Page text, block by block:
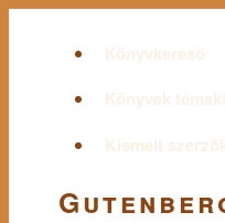
Könyvkereső
Könyvek
Kiemelt